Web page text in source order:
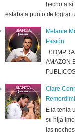
hecho a sí
estaba a punto de lograr
Melanie
Pasión
AMAZON
PUBLICOS
Clare
Ella tenía
su hija
las